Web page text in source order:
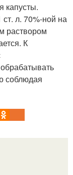
капусты.
ст. л. 70%-ной на
раствором
К
соблюдая